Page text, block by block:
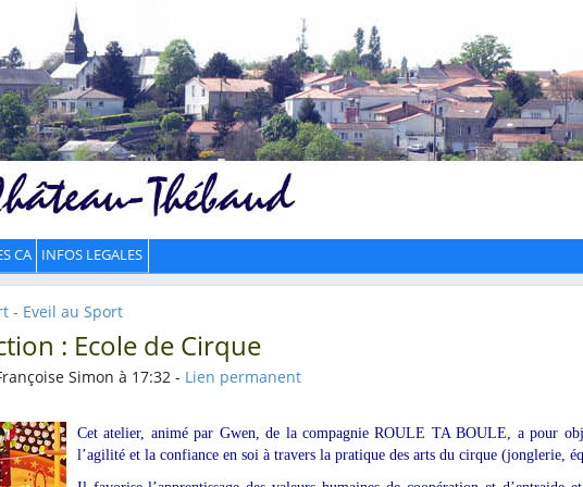
CA INFOS LEGALES
- Eveil au Sport
: Ecole de Cirque
Simon à 17:32 - Lien permanent
Cet atelier, animé par Gwen, de la compagnie ROULE TA BOULE, a pour
l’agilité et la confiance en soi à travers la pratique des arts du cirque (jonglerie,